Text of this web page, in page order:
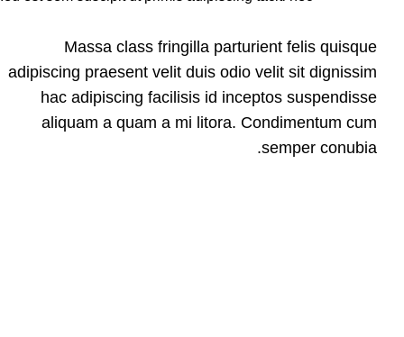
Massa class fringilla parturient felis quisque
adipiscing praesent velit duis odio velit sit dignissim
hac adipiscing facilisis id inceptos suspendisse
aliquam a quam a mi litora. Condimentum cum
semper conubia.